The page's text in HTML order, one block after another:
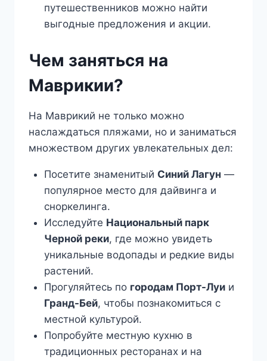
путешественников можно найти
выгодные предложения и акции.
Чем заняться на
Маврикии?
На Маврикий не только можно
наслаждаться пляжами, но и заниматься
множеством других увлекательных дел:
Посетите знаменитый Синий Лагун —
популярное место для дайвинга и
сноркелинга.
Исследуйте Национальный парк
Черной реки, где можно увидеть
уникальные водопады и редкие виды
растений.
Прогуляйтесь по городам Порт-Луии
Гранд-Бей, чтобы познакомиться с
местной культурой.
Попробуйте местную кухню в
традиционных ресторанах и на